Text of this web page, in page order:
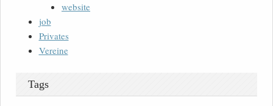
website
job
Privates
Vereine
Tags